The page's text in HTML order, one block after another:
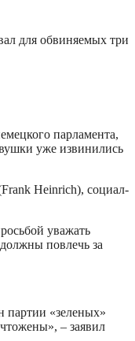
для обвиняемых три
парламента,
уже извинились
Heinrich), социал-
уважать
повлечь за
партии «зеленых»
– заявил